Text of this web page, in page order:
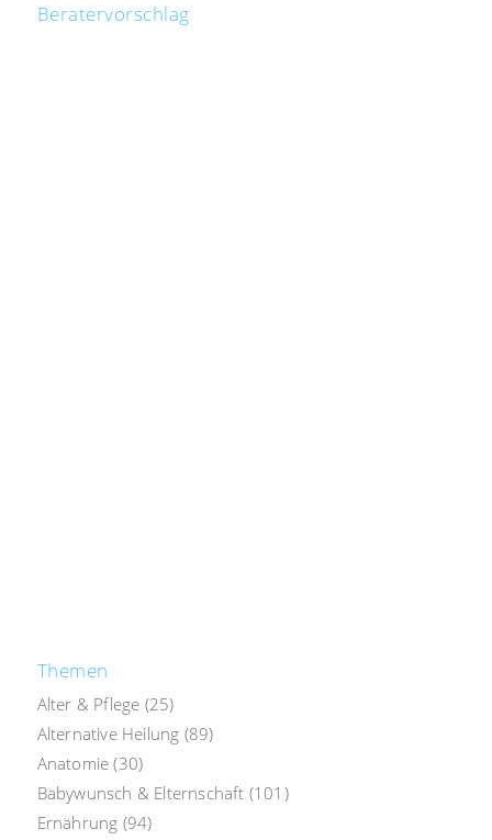
Beratervorschlag
Themen
Alter & Pflege (25)
Alternative Heilung (89)
Anatomie (30)
Babywunsch & Elternschaft (101)
Ernährung (94)